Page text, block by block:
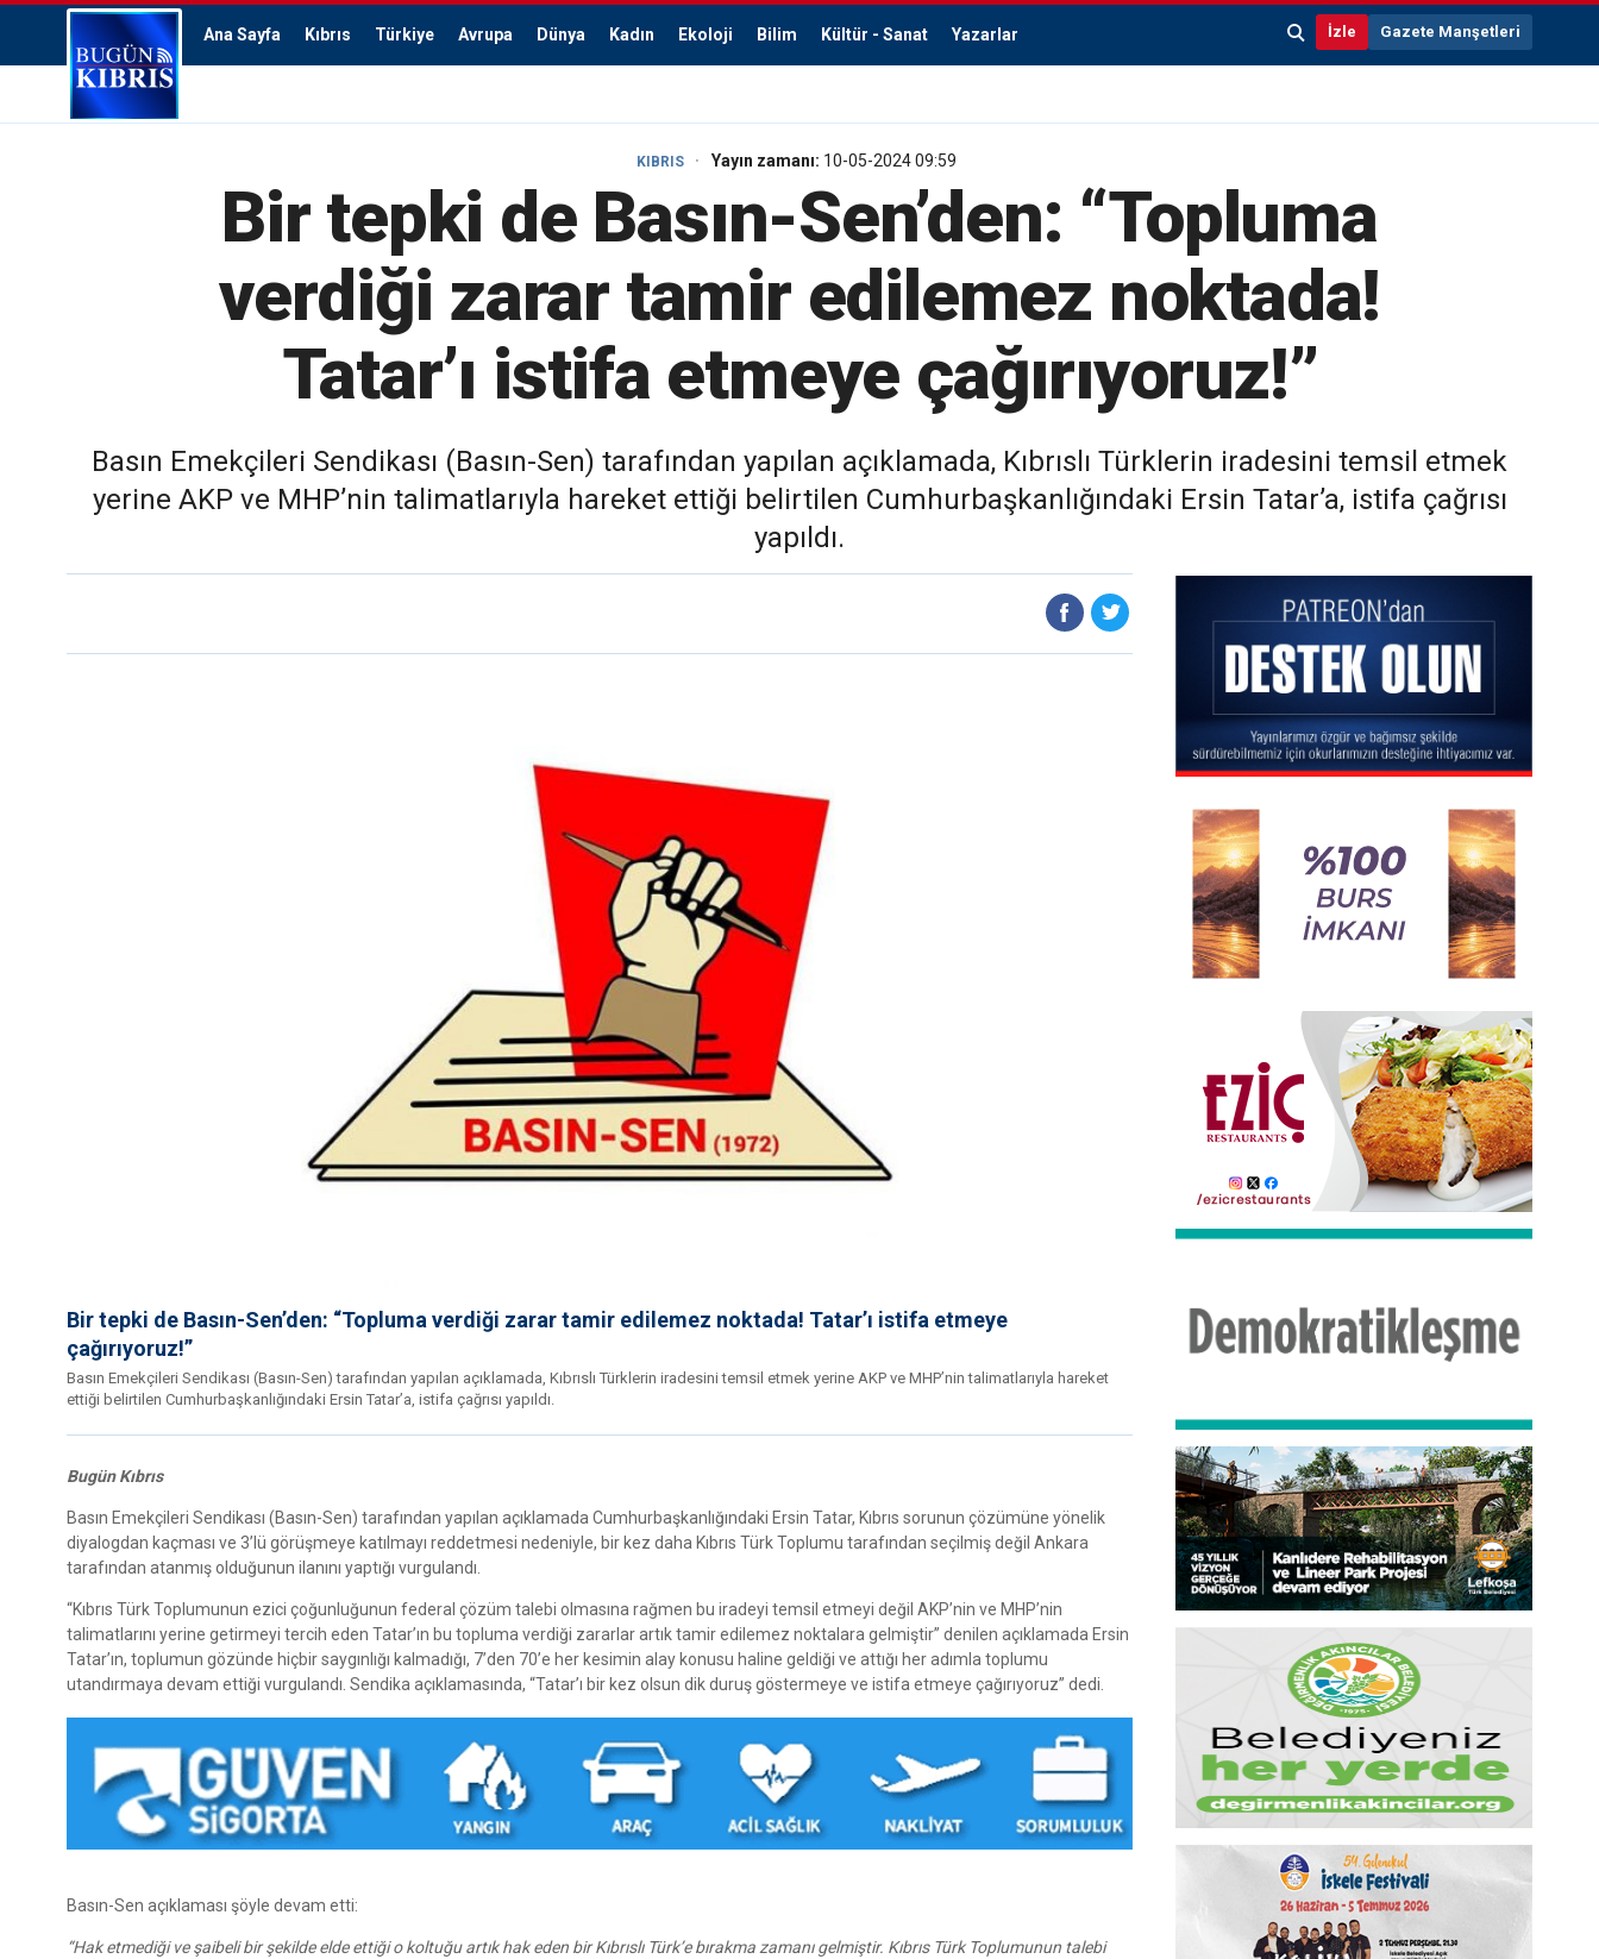
Ana Sayfa Kıbrıs Türkiye Avrupa Dünya Kadın Ekoloji Bilim Kültür - Sanat Yazarlar İzle Gazete Manşetleri
KIBRIS Yayın zamanı: 10-05-2024 09:59
Bir tepki de Basın-Sen’den: “Topluma
verdiği zarar tamir edilemez noktada!
Tatar’ı istifa etmeye çağırıyoruz!”
Basın Emekçileri Sendikası (Basın-Sen) tarafından yapılan açıklamada, Kıbrıslı Türklerin iradesini temsil etmek
yerine AKP ve MHP’nin talimatlarıyla hareket ettiği belirtilen Cumhurbaşkanlığındaki Ersin Tatar’a, istifa çağrısı
yapıldı.
Bir tepki de Basın-Sen’den: “Topluma verdiği zarar tamir edilemez noktada! Tatar’ı istifa etmeye
çağırıyoruz!”
Basın Emekçileri Sendikası (Basın-Sen) tarafından yapılan açıklamada, Kıbrıslı Türklerin iradesini temsil etmek yerine AKP ve MHP’nin talimatlarıyla hareket
ettiği belirtilen Cumhurbaşkanlığındaki Ersin Tatar’a, istifa çağrısı yapıldı.
Bugün Kıbrıs
Basın Emekçileri Sendikası (Basın-Sen) tarafından yapılan açıklamada Cumhurbaşkanlığındaki Ersin Tatar, Kıbrıs sorunun çözümüne yönelik
diyalogdan kaçması ve 3’lü görüşmeye katılmayı reddetmesi nedeniyle, bir kez daha Kıbrıs Türk Toplumu tarafından seçilmiş değil Ankara
tarafından atanmış olduğunun ilanını yaptığı vurgulandı.
“Kıbrıs Türk Toplumunun ezici çoğunluğunun federal çözüm talebi olmasına rağmen bu iradeyi temsil etmeyi değil AKP’nin ve MHP’nin
talimatlarını yerine getirmeyi tercih eden Tatar’ın bu topluma verdiği zararlar artık tamir edilemez noktalara gelmiştir” denilen açıklamada Ersin
Tatar’ın, toplumun gözünde hiçbir saygınlığı kalmadığı, 7’den 70’e her kesimin alay konusu haline geldiği ve attığı her adımla toplumu
utandırmaya devam ettiği vurgulandı. Sendika açıklamasında, “Tatar’ı bir kez olsun dik duruş göstermeye ve istifa etmeye çağırıyoruz” dedi.
Basın-Sen açıklaması şöyle devam etti:
“Hak etmediği ve şaibeli bir şekilde elde ettiği o koltuğu artık hak eden bir Kıbrıslı Türk’e bırakma zamanı gelmiştir. Kıbrıs Türk Toplumunun talebi